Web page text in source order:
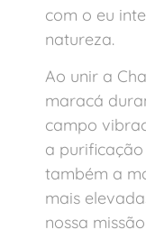
com o eu
natureza.
Ao unir a
maracá
campo
a
também a
mais
nossa